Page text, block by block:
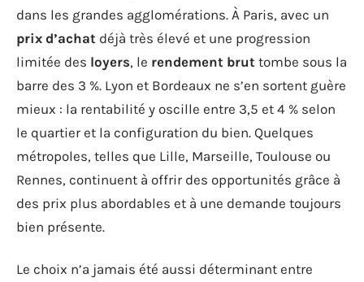
dans les grandes agglomérations. À Paris, avec un
prix d’achat déjà très élevé et une progression
limitée des loyers, le rendement brut tombe sous la
barre des 3 %. Lyon et Bordeaux ne s’en sortent guère
mieux : la rentabilité y oscille entre 3,5 et 4 % selon
le quartier et la configuration du bien. Quelques
métropoles, telles que Lille, Marseille, Toulouse ou
Rennes, continuent à offrir des opportunités grâce à
des prix plus abordables et à une demande toujours
bien présente.
Le choix n’a jamais été aussi déterminant entre